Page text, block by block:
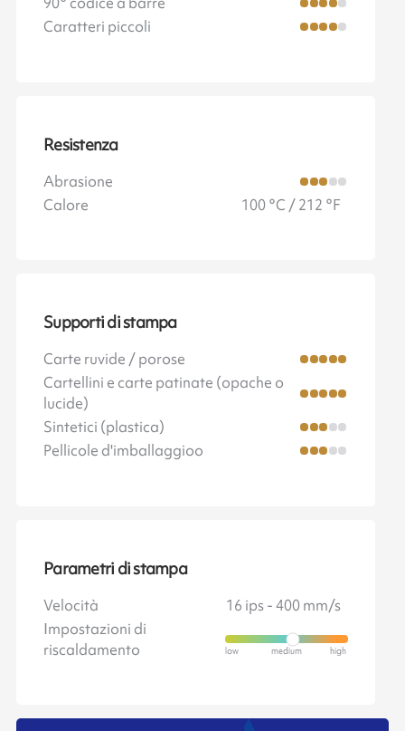
Caratteri piccoli
Resistenza
Abrasione
Calore
100 °C / 212 °F
Supporti di stampa
Carte ruvide / porose
Cartellini e carte patinate (opache o
lucide)
Sintetici (plastica)
Pellicole d'imballaggioo
Parametri di stampa
Velocità
16 ips - 400 mm/s
Impostazioni di
riscaldamento